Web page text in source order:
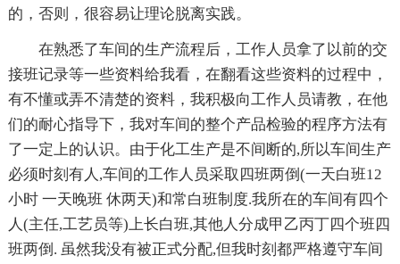
的，否则，很容易让理论脱离实践。
在熟悉了车间的生产流程后，工作人员拿了以前的交
接班记录等一些资料给我看，在翻看这些资料的过程中，
有不懂或弄不清楚的资料，我积极向工作人员请教，在他
们的耐心指导下，我对车间的整个产品检验的程序方法有
了一定上的认识。由于化工生产是不间断的,所以车间生产
必须时刻有人,车间的工作人员采取四班两倒(一天白班12
小时 一天晚班 休两天)和常白班制度.我所在的车间有四个
人(主任,工艺员等)上长白班,其他人分成甲乙丙丁四个班四
班两倒. 虽然我没有被正式分配,但我时刻都严格遵守车间